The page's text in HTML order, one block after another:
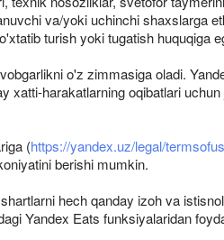
va/yoki uchinchi shaxslarga
turish yoki tugatish huquqiga
o'z zimmasiga oladi.
harakatlarning oqibatlari
(https://yandex.uz/legal/
berishi mumkin.
hech qanday izoh va
Yandex Eats funksiyalaridan